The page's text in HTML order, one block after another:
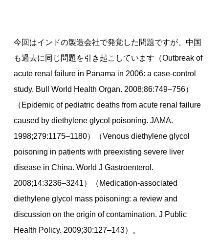
今回はインドの製造会社で発覚した問題ですが、中国
も過去に同じ問題を引き起こしています（Outbreak of
acute renal failure in Panama in 2006: a case-control
study. Bull World Health Organ. 2008;86:749–756）
（Epidemic of pediatric deaths from acute renal failure
caused by diethylene glycol poisoning. JAMA.
1998;279:1175–1180）（Venous diethylene glycol
poisoning in patients with preexisting severe liver
disease in China. World J Gastroenterol.
2008;14:3236–3241）（Medication-associated
diethylene glycol mass poisoning: a review and
discussion on the origin of contamination. J Public
Health Policy. 2009;30:127–143）。